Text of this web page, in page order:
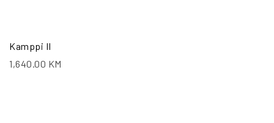
Kamppi II
1,640.00 KM